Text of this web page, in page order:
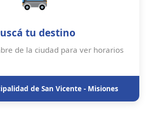
tu destino
de la ciudad para ver horarios
de San Vicente - Misiones